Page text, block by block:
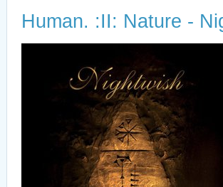
Human. :II: Nature -